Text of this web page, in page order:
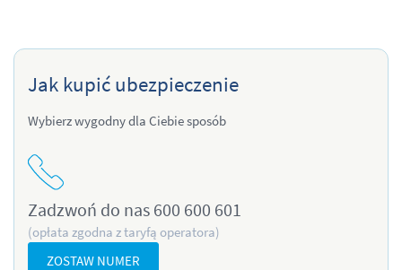
Jak kupić ubezpieczenie
Wybierz wygodny dla Ciebie sposób
Zadzwoń do nas 600 600 601
(opłata zgodna z taryfą operatora)
ZOSTAW NUMER